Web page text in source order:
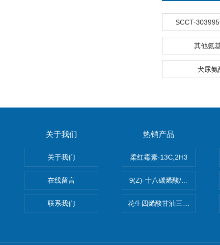
SCCT-
其他氨
犬尿氨
关于我们
关于我们
在线留言
联系我们
热销产品
柔红霉素-13C,2H3
9(Z)-十八碳烯酸/油酸
花生四烯酸甘油三酯(顺式-